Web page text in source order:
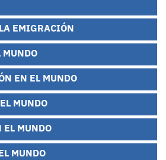
EMIGRACIÓN
EN EL MUNDO
MUNDO
EL MUNDO
MUNDO